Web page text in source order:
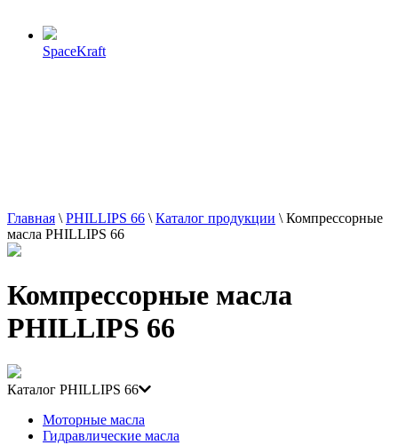
SpaceKraft
Главная \ PHILLIPS 66 \ Каталог продукции \ Компрессорные
масла PHILLIPS 66
Компрессорные масла
PHILLIPS 66
Каталог PHILLIPS 66
Моторные масла
Гидравлические масла